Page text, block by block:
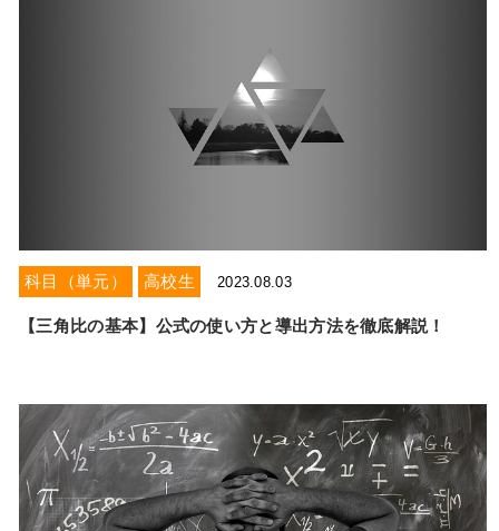
科目（単元） 高校生 2023.08.03
【三角比の基本】公式の使い方と導出方法を徹底解説！